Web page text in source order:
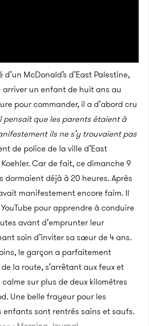
McDonald’s d’East Palestine,
arriver un enfant de huit ans au
pour commander, il a d’abord cru
pensait que les parents étaient à
ils ne s’y trouvaient pas
de police de la ville d’East
Car de fait, ce dimanche 9
dormaient déjà à 20 heures. Après
manifestement encore faim. Il
pour apprendre à conduire
avant d’emprunter leur
soin d’inviter sa sœur de 4 ans.
le garçon a parfaitement
la route, s’arrêtant aux feux et
sur plus de deux kilomètres
Une belle frayeur pour les
enfants sont rentrés sains et saufs.